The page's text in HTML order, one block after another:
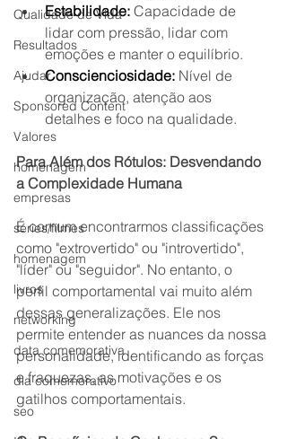
Qualidade de Vida
Resultados
Ajudar
Sponsored Content
Valores
homenagem
empresas
séries/filmes
homenagem
livros
networking
data comemorativa
dia comemorativo
seo
Estabilidade: Capacidade de
lidar com pressão, lidar com
emoções e manter o equilíbrio.
Conscienciosidade: Nível de
organização, atenção aos
detalhes e foco na qualidade.
Para Além dos Rótulos: Desvendando
a Complexidade Humana
É comum encontrarmos classificações
como "extrovertido" ou "introvertido",
"líder" ou "seguidor". No entanto, o
perfil comportamental vai muito além
dessas generalizações. Ele nos
permite entender as nuances da nossa
personalidade, identificando as forças
e fraquezas, as motivações e os
gatilhos comportamentais.